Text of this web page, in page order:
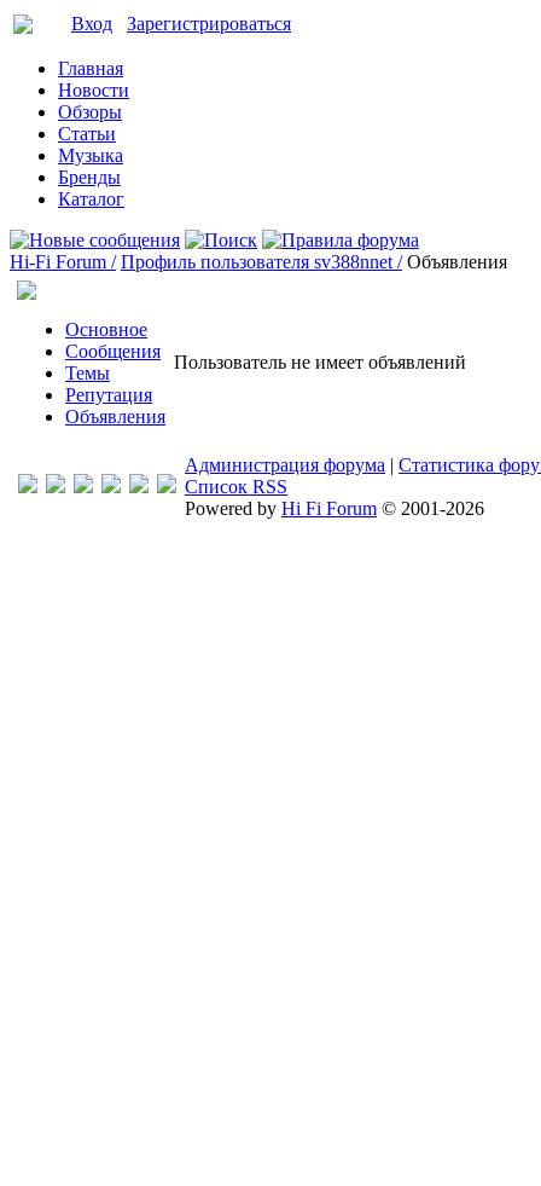
Вход Зарегистрироваться
Главная
Новости
Обзоры
Статьи
Музыка
Бренды
Каталог
Hi-Fi Forum / Профиль пользователя sv388nnet / Объявления
Основное
Сообщения
Темы
Репутация
Объявления
Пользователь не имеет объявлений
Администрация форума | Статистика
Список RSS
Powered by Hi Fi Forum © 2001-2026